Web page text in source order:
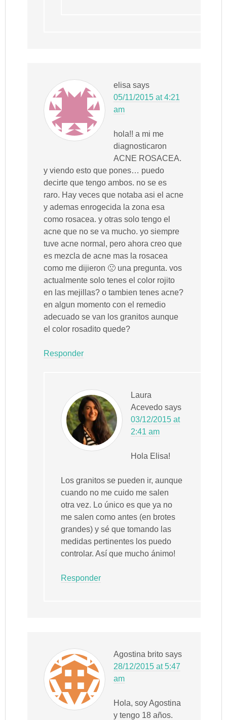
elisa says
05/11/2015 at 4:21
am
hola!! a mi me
diagnosticaron
ACNE ROSACEA.
y viendo esto que pones… puedo
decirte que tengo ambos. no se es
raro. Hay veces que notaba asi el acne
y ademas enrogecida la zona esa
como rosacea. y otras solo tengo el
acne que no se va mucho. yo siempre
tuve acne normal, pero ahora creo que
es mezcla de acne mas la rosacea
como me dijieron 🙁 una pregunta. vos
actualmente solo tenes el color rojito
en las mejillas? o tambien tenes acne?
en algun momento con el remedio
adecuado se van los granitos aunque
el color rosadito quede?
Responder
Laura
Acevedo says
03/12/2015 at
2:41 am
Hola Elisa!
Los granitos se pueden ir, aunque
cuando no me cuido me salen
otra vez. Lo único es que ya no
me salen como antes (en brotes
grandes) y sé que tomando las
medidas pertinentes los puedo
controlar. Así que mucho ánimo!
Responder
Agostina brito says
28/12/2015 at 5:47
am
Hola, soy Agostina
y tengo 18 años.